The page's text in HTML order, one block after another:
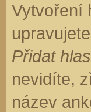
Vytvoření
Přidat
nevidíte,
název